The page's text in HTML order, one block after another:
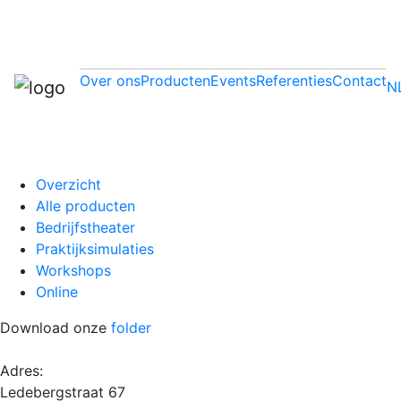
Over onsProductenEventsReferentiesContact
Overzicht
Alle producten
Bedrijfstheater
Praktijksimulaties
Workshops
Online
Download onze folder
Adres:
Ledebergstraat 67